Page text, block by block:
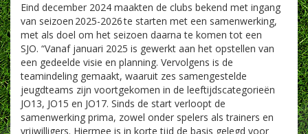
Eind december 2024 maakten de clubs bekend met ingang
van seizoen 2025-2026 te starten met een samenwerking,
met als doel om het seizoen daarna te komen tot een
SJO. “Vanaf januari 2025 is gewerkt aan het opstellen van
een gedeelde visie en planning. Vervolgens is de
teamindeling gemaakt, waaruit zes samengestelde
jeugdteams zijn voortgekomen in de leeftijdscategorieën
JO13, JO15 en JO17. Sinds de start verloopt de
samenwerking prima, zowel onder spelers als trainers en
vrijwilligers. Hiermee is in korte tijd de basis gelegd voor